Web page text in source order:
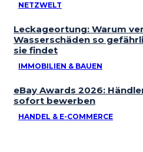
NETZWELT
Leckageortung: Warum
Wasserschäden so
sie findet
IMMOBILIEN & BAUEN
eBay Awards 2026:
sofort bewerben
HANDEL & E-COMMERCE